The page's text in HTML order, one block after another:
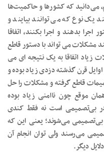
می‌دانید که کشورها و حاکمیت‌ها
یک نوع که می توانند بیایند و
بدهند و اجرا بکنند، اتفاقا
مشکلات می تواند با دستور قاطع
اتفاقا به یک نتیجه ای می
قرن گذشته دزدی زیاد بوده و
قاطع گرفته و مشکلات را حل
موقع چون ناامنی زیاد بوده
بی‌تصمیمی است نه فقط کندی
می‌شوند؛ یعنی این که
می‌رسند ولی توان انجام آن
دیگر.